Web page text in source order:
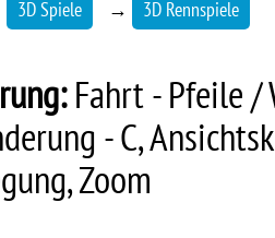
3D Spiele → 3D Rennspiele
Fahrt - Pfeile /
- C,
Zoom